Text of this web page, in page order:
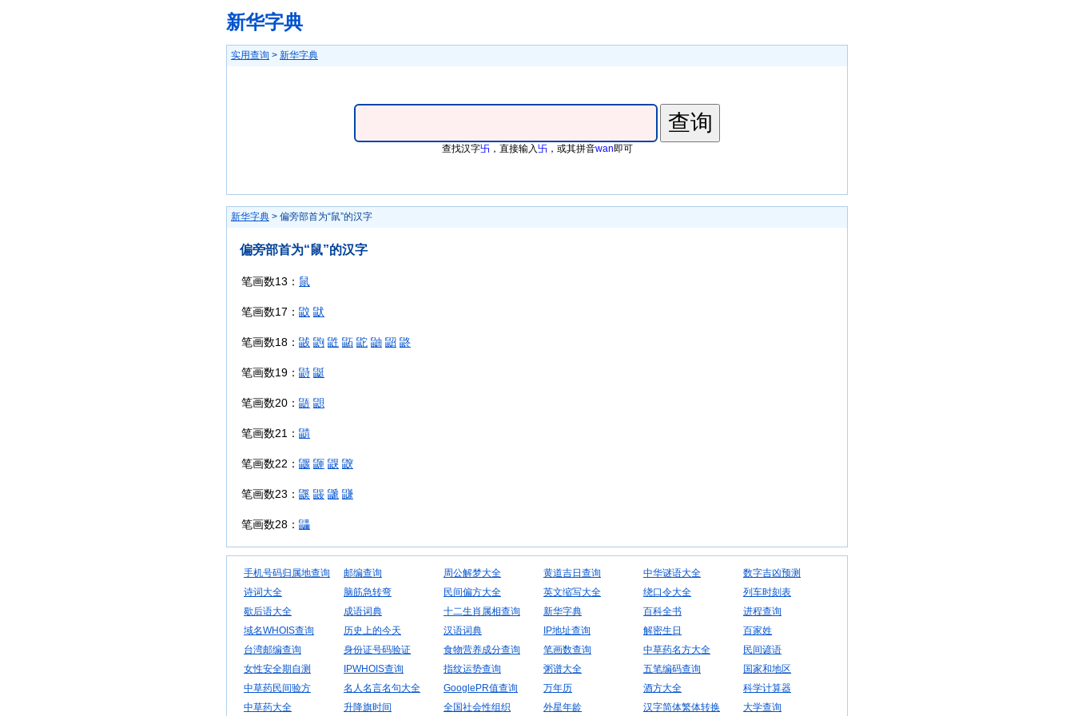
新华字典
实用查询 > 新华字典
查找汉字卐 ，直接输入卐 ，或其拼音wan即可
新华字典 > 偏旁部首为“鼠”的汉字
偏旁部首为“鼠”的汉字
笔画数13： 鼠
笔画数17： 鼤 鼣
笔画数18： 鼥 鼩 鼪 鼫 鼧 鼬 鼦 鼨
笔画数19： 鼭 鼮
笔画数20： 鼯 鼰
笔画数21： 鼱
笔画数22： 鼴 鼲 鼳 鼵
笔画数23： 鼷 鼹 鼶 鼸
笔画数28： 鼺
手机号码归属地查询 邮编查询 周公解梦大全 黄道吉日查询 中华谜语大全
数字吉凶预测
诗词大全
脑筋急转弯 民间偏方大全 英文缩写大全 绕口令大全
列车时刻表
歇后语大全
成语词典 十二生肖属相查询 新华字典 百科全书
进程查询
域名WHOIS查询
历史上的今天 汉语词典 IP地址查询 解密生日
百家姓
台湾邮编查询
身份证号码验证 食物营养成分查询 笔画数查询 中草药名方大全
民间谚语
女性安全期自测
IPWHOIS查询 指纹运势查询 粥谱大全 五笔编码查询
国家和地区
中草药民间验方
名人名言名句大全 GooglePR值查询 万年历 酒方大全
科学计算器
中草药大全
升降旗时间 全国社会性组织 外星年龄 汉字简体繁体转换 大学查询